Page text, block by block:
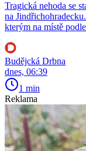
Tragická nehoda se
na
kterým na místě
Budějcká Drbna
dnes, 06:39
1 min
Reklama